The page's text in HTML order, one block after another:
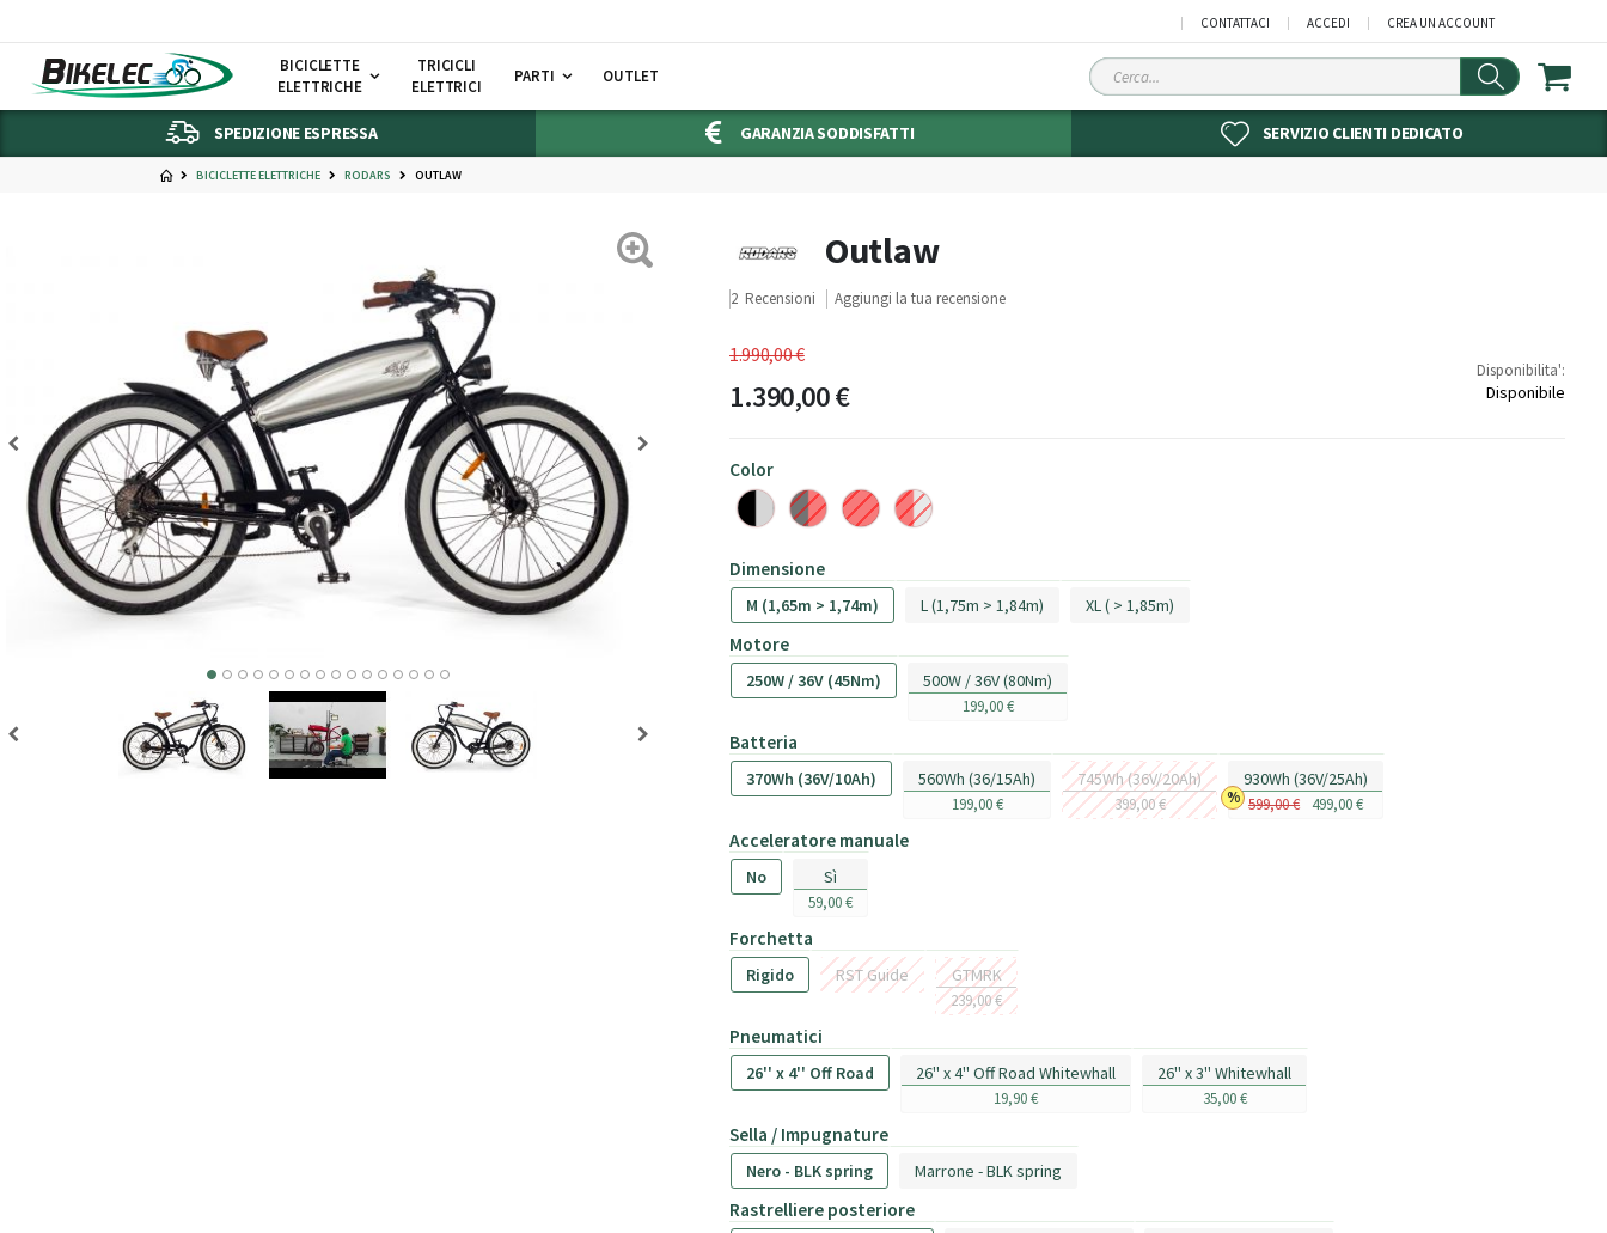
CONTATTACI ACCEDI CREA UN ACCOUNT
BICICLETTE
ELETTRICHE
TRICICLI
ELETTRICI
PARTI OUTLET Cerca
SPEDIZIONE ESPRESSA GARANZIA SODDISFATTI SERVIZIO CLIENTI DEDICATO
BICICLETTE ELETTRICHE RODARS OUTLAW
Outlaw
2 Recensioni Aggiungi la tua recensione
1.990,00 €
1.390,00 €
Disponibilita':
Disponibile
Color
Dimensione
M (1,65m > 1,74m) L (1,75m > 1,84m) XL ( > 1,85m)
Motore
250W / 36V (45Nm) 500W / 36V (80Nm)
199,00 €
Batteria
370Wh (36V/10Ah) 560Wh (36/15Ah)
199,00 €
745Wh (36V/20Ah)
399,00 €
930Wh (36V/25Ah)
599,00 € 499,00 €
Acceleratore manuale
No Sì
59,00 €
Forchetta
Rigido RST Guide GTMRK
239,00 €
Pneumatici
26'' x 4'' Off Road 26'' x 4'' Off Road Whitewhall
19,90 €
26'' x 3'' Whitewhall
35,00 €
Sella / Impugnature
Nero - BLK spring Marrone - BLK spring
Rastrelliere posteriore